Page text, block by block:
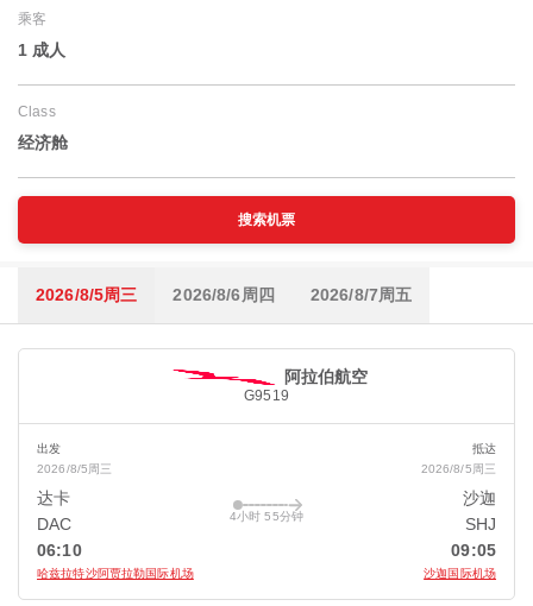
乘客
1 成人
Class
经济舱
搜索机票
2026/8/5周三 2026/8/6周四 2026/8/7周五
阿拉伯航空
G9519
出发
2026/8/5周三
达卡
DAC
06:10
哈兹拉特沙阿贾拉勒国际机场
4小时 55分钟
抵达
2026/8/5周三
沙迦
SHJ
09:05
沙迦国际机场